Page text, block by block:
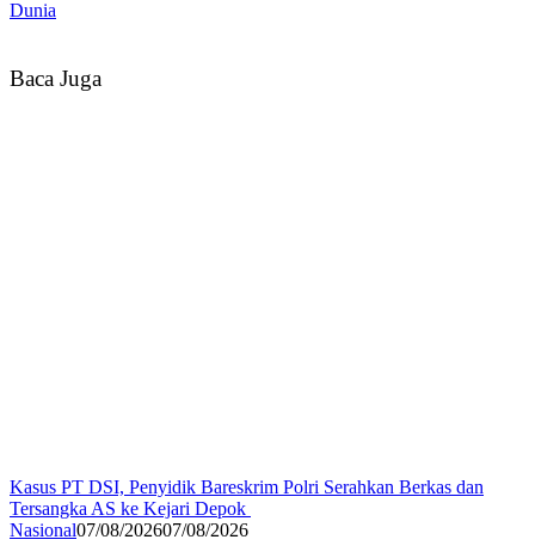
Dunia
Baca Juga
Kasus PT DSI, Penyidik Bareskrim Polri Serahkan Berkas dan
Tersangka AS ke Kejari Depok
Nasional07/08/202607/08/2026